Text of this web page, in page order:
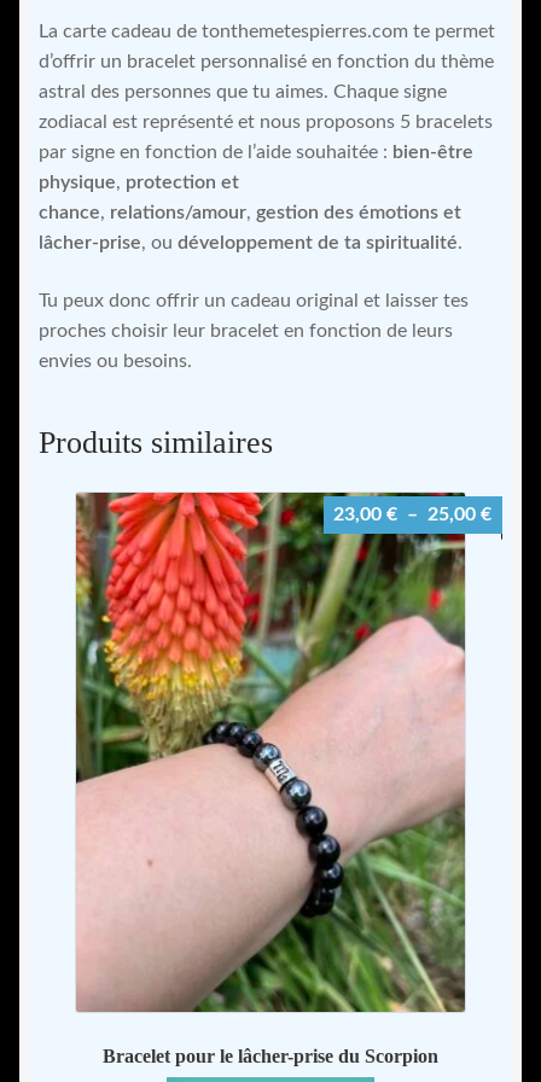
La carte cadeau de tonthemetespierres.com te permet
d’offrir un bracelet personnalisé en fonction du thème
astral des personnes que tu aimes. Chaque signe
zodiacal est représenté et nous proposons 5 bracelets
par signe en fonction de l’aide souhaitée : bien-être
physique, protection et
chance, relations/amour, gestion des émotions et
lâcher-prise, ou développement de ta spiritualité.
Tu peux donc offrir un cadeau original et laisser tes
proches choisir leur bracelet en fonction de leurs
envies ou besoins.
Produits similaires
Bracelet pour le lâcher-prise du Scorpion
23,00 € – 25,00 €Plage
de